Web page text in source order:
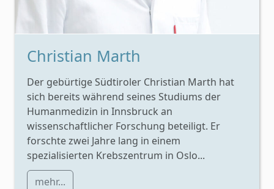
Christian Marth
Der gebürtige Südtiroler Christian Marth hat
sich bereits während seines Studiums der
Humanmedizin in Innsbruck an
wissenschaftlicher Forschung beteiligt. Er
forschte zwei Jahre lang in einem
spezialisierten Krebszentrum in Oslo...
mehr...